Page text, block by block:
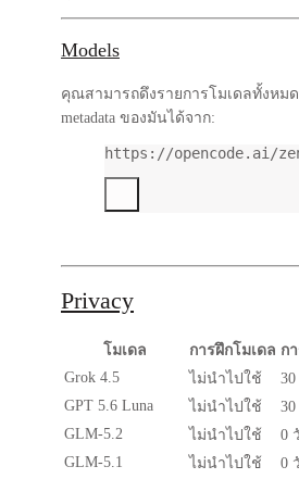
Models
คุณสามารถดึงรายการโมเดลทั้งหม
metadata ของมันได้จาก:
https://opencode.ai/
Privacy
โมเดล การฝึกโมเดล ก
Grok 4.5
ไม่นำไปใช้
GPT 5.6 Luna
ไม่นำไปใช้
GLM-5.2
ไม่นำไปใช้
0
GLM-5.1
ไม่นำไปใช้
0